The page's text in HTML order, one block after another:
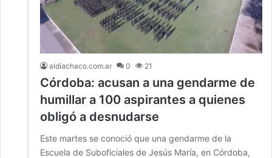
aldiachaco.com.ar 0 21
Córdoba: acusan a una gendarme de
humillar a 100 aspirantes a quienes
obligó a desnudarse
Este martes se conoció que una gendarme de la
Escuela de Suboficiales de Jesús María, en Córdoba,